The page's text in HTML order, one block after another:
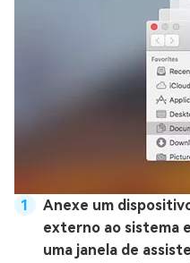
Anexe um
externo ao sistema
uma janela de